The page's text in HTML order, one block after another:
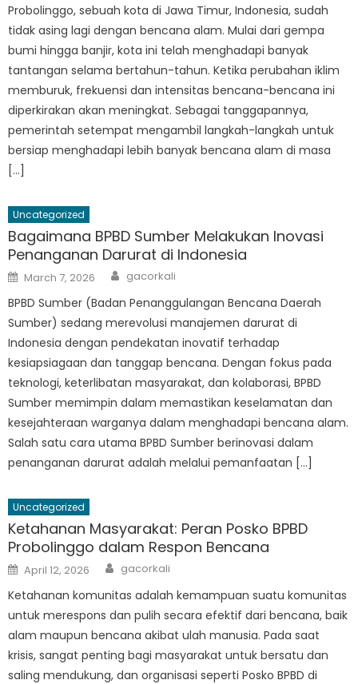
Probolinggo, sebuah kota di Jawa Timur, Indonesia, sudah
tidak asing lagi dengan bencana alam. Mulai dari gempa
bumi hingga banjir, kota ini telah menghadapi banyak
tantangan selama bertahun-tahun. Ketika perubahan iklim
memburuk, frekuensi dan intensitas bencana-bencana ini
diperkirakan akan meningkat. Sebagai tanggapannya,
pemerintah setempat mengambil langkah-langkah untuk
bersiap menghadapi lebih banyak bencana alam di masa
[…]
Uncategorized
Bagaimana BPBD Sumber Melakukan Inovasi
Penanganan Darurat di Indonesia
Posted
on
March 7, 2026 Author
gacorkali
BPBD Sumber (Badan Penanggulangan Bencana Daerah
Sumber) sedang merevolusi manajemen darurat di
Indonesia dengan pendekatan inovatif terhadap
kesiapsiagaan dan tanggap bencana. Dengan fokus pada
teknologi, keterlibatan masyarakat, dan kolaborasi, BPBD
Sumber memimpin dalam memastikan keselamatan dan
kesejahteraan warganya dalam menghadapi bencana alam.
Salah satu cara utama BPBD Sumber berinovasi dalam
penanganan darurat adalah melalui pemanfaatan […]
Uncategorized
Ketahanan Masyarakat: Peran Posko BPBD
Probolinggo dalam Respon Bencana
Posted
on
April 12, 2026 Author
gacorkali
Ketahanan komunitas adalah kemampuan suatu komunitas
untuk merespons dan pulih secara efektif dari bencana, baik
alam maupun bencana akibat ulah manusia. Pada saat
krisis, sangat penting bagi masyarakat untuk bersatu dan
saling mendukung, dan organisasi seperti Posko BPBD di